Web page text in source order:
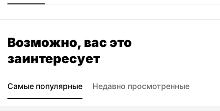
Возможно, вас это
заинтересует
Самые популярные Недавно просмотренные